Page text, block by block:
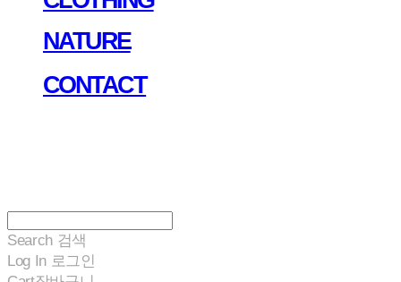
NATURE
CONTACT
Search 검색
Log In 로그인